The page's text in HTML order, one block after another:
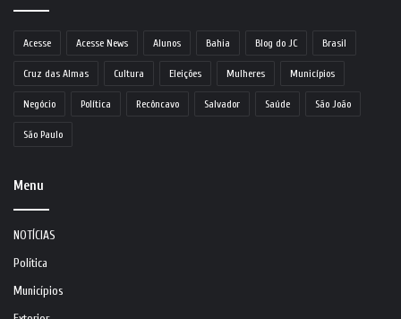
Acesse Acesse News Alunos Bahia Blog do JC Brasil
Cruz das Almas Cultura Eleições Mulheres Municípios
Negócio Política Recôncavo Salvador Saúde São João
São Paulo
Menu
NOTÍCIAS
Política
Municípios